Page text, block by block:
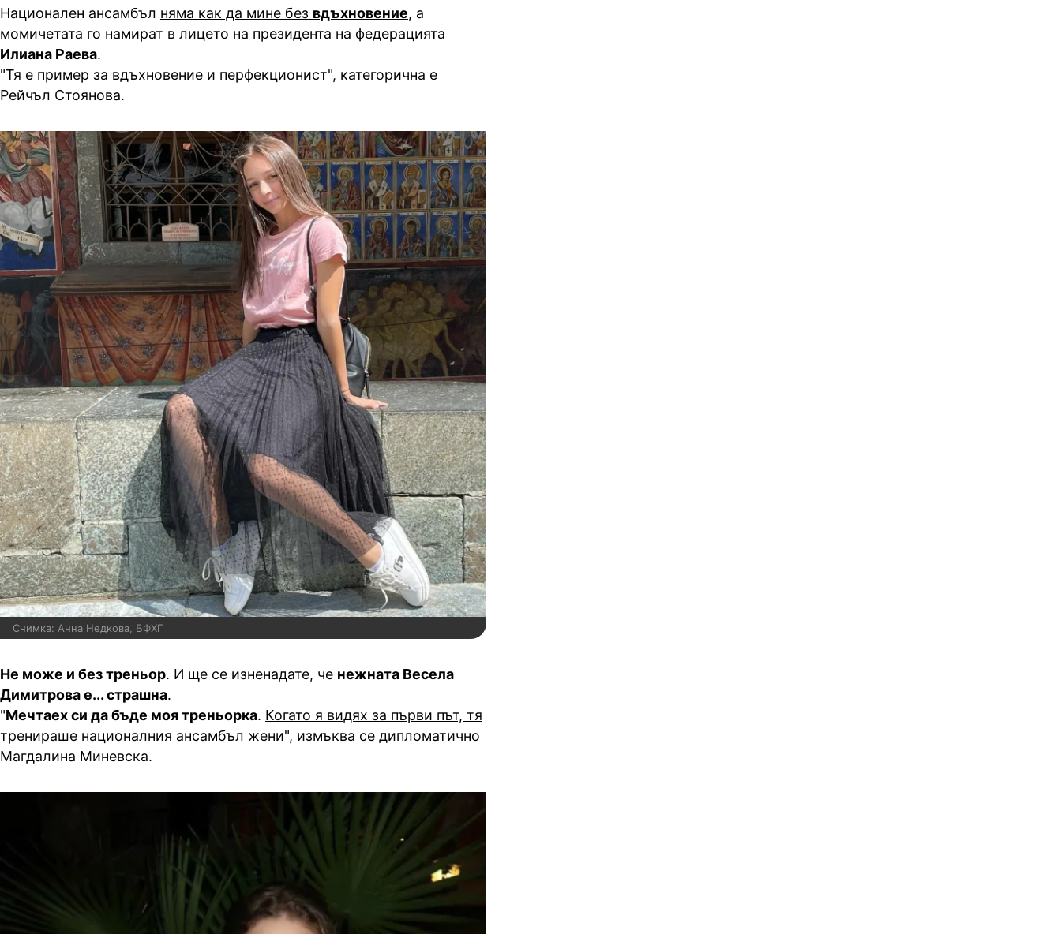
Национален ансамбъл няма как да мине без вдъхновение, а
момичетата го намират в лицето на президента на федерацията
Илиана Раева.
"Тя е пример за вдъхновение и перфекционист", категорична е
Рейчъл Стоянова.
Снимка: Анна Недкова, БФХГ
Не може и без треньор. И ще се изненадате, че нежната Весела
Димитрова е... страшна.
"Мечтаех си да бъде моя треньорка. Когато я видях за първи път, тя
тренираше националния ансамбъл жени", измъква се дипломатично
Магдалина Миневска.